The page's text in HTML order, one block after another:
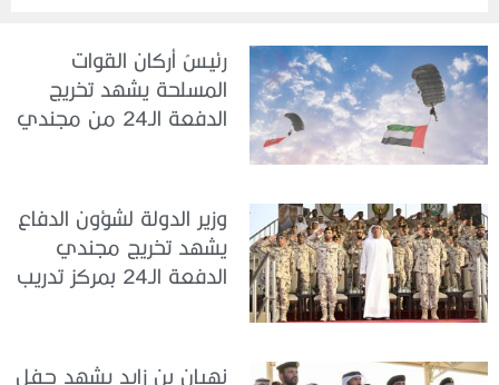
رئيسُ أركان القوات
المسلحة يشهد تخريج
الدفعة الـ24 من مجندي
وزير الدولة لشؤون الدفاع
يشهد تخريج مجندي
الدفعة الـ24 بمركز تدريب
نهيان بن زايد يشهد حفل